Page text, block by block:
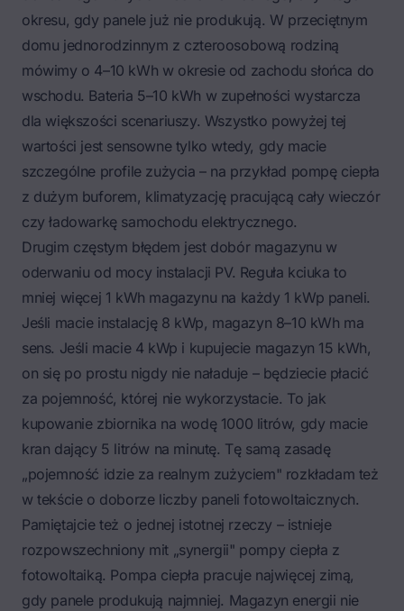
okresu, gdy panele już nie produkują. W przeciętnym
domu jednorodzinnym z czteroosobową rodziną
mówimy o 4–10 kWh w okresie od zachodu słońca do
wschodu. Bateria 5–10 kWh w zupełności wystarcza
dla większości scenariuszy. Wszystko powyżej tej
wartości jest sensowne tylko wtedy, gdy macie
szczególne profile zużycia – na przykład pompę ciepła
z dużym buforem, klimatyzację pracującą cały wieczór
czyładowarkę samochodu elektrycznego.
Drugim częstym błędem jest dobór magazynu w
oderwaniu od mocy instalacji PV. Reguła kciuka to
mniej więcej 1 kWh magazynu na każdy 1 kWp paneli.
Jeśli macie instalację 8 kWp, magazyn 8–10 kWh ma
sens. Jeśli macie 4 kWp i kupujecie magazyn 15 kWh,
on się po prostu nigdy nie naładuje – będziecie płacić
za pojemność, której nie wykorzystacie. To jak
kupowanie zbiornika na wodę 1000 litrów, gdy macie
kran dający 5 litrów na minutę. Tę samą zasadę
„pojemność idzie za realnym zużyciem" rozkładam też
w tekście o doborze liczby paneli fotowoltaicznych.
Pamiętajcie też o jednej istotnej rzeczy – istnieje
rozpowszechniony mit „synergii" pompy ciepła z
fotowoltaiką. Pompa ciepła pracuje najwięcej zimą,
gdy panele produkują najmniej. Magazyn energii nie